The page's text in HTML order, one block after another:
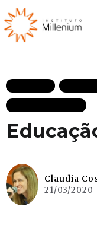
Claudia
21/03/2020